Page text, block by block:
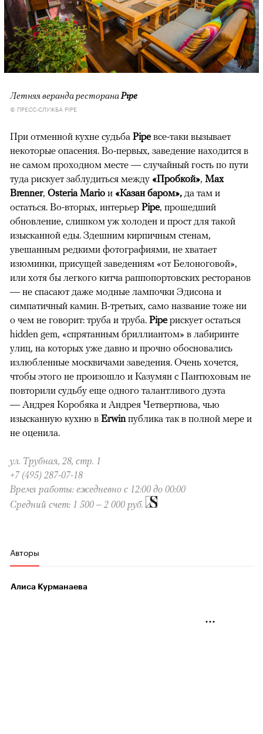
Летняя веранда ресторанаPipe
© ПРЕСС-СЛУЖБА PIPE
При отменной кухне судьба Pipeвсе-таки вызывает
некоторые опасения. Во-первых, заведение находится в
не самом проходном месте — случайный гость по пути
туда рискует заблудиться между «Пробкой», Max
Brenner, Osteria Mario и «Казан баром», да там и
остаться. Во-вторых, интерьер Pipe, прошедший
обновление, слишком уж холоден и прост для такой
изысканной еды. Здешним кирпичным стенам,
увешанным редкими фотографиями, не хватает
изюминки, присущей заведениям «от Белоноговой»,
или хотя бы легкого китча раппопортовских ресторанов
— не спасают даже модные лампочки Эдисона и
симпатичный камин. В-третьих, само название тоже ни
о чем не говорит: труба и труба. Pipeрискует остаться
hidden gem, «спрятанным бриллиантом» в лабиринте
улиц, на которых уже давно и прочно обосновались
излюбленные москвичами заведения. Очень хочется,
чтобы этого не произошло и Казумян с Пантюховым не
повторили судьбу еще одного талантливого дуэта
— Андрея Коробяка и Андрея Четвертнова, чью
изысканную кухню в Erwinпублика так в полной мере и
не оценила.
ул. Трубная, 28, стр. 1
+7 (495) 287-07-18
Время работы: ежедневно с 12:00 до 00:00
Средний счет: 1 500 – 2 000 руб.
Авторы
Алиса Курманаева